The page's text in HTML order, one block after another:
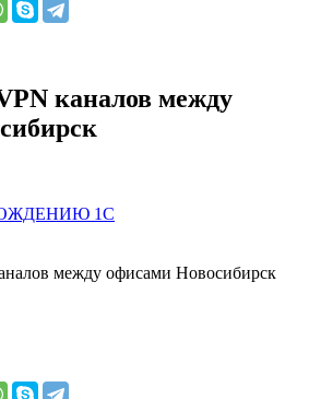
каналов между
1С
между офисами Новосибирск